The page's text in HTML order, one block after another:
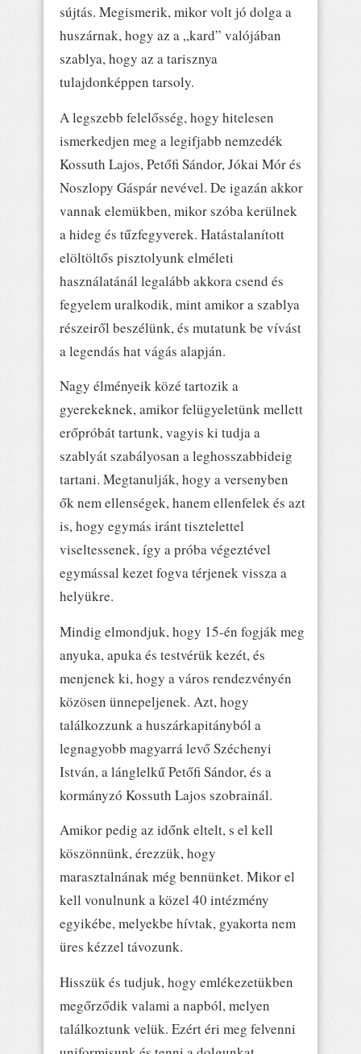
sújtás. Megismerik, mikor volt jó dolga a
huszárnak, hogy az a „kard” valójában
szablya, hogy az a tarisznya
tulajdonképpen tarsoly.
A legszebb felelősség, hogy hitelesen
ismerkedjen meg a legifjabb nemzedék
Kossuth Lajos, Petőfi Sándor, Jókai Mór és
Noszlopy Gáspár nevével. De igazán akkor
vannak elemükben, mikor szóba kerülnek
a hideg és tűzfegyverek. Hatástalanított
elöltöltős pisztolyunk elméleti
használatánál legalább akkora csend és
fegyelem uralkodik, mint amikor a szablya
részeiről beszélünk, és mutatunk be vívást
a legendás hat vágás alapján.
Nagy élményeik közé tartozik a
gyerekeknek, amikor felügyeletünk mellett
erőpróbát tartunk, vagyis ki tudja a
szablyát szabályosan a leghosszabbideig
tartani. Megtanulják, hogy a versenyben
ők nem ellenségek, hanem ellenfelek és azt
is, hogy egymás iránt tisztelettel
viseltessenek, így a próba végeztével
egymással kezet fogva térjenek vissza a
helyükre.
Mindig elmondjuk, hogy 15-én fogják meg
anyuka, apuka és testvérük kezét, és
menjenek ki, hogy a város rendezvényén
közösen ünnepeljenek. Azt, hogy
találkozzunk a huszárkapitányból a
legnagyobb magyarrá levő Széchenyi
István, a lánglelkű Petőfi Sándor, és a
kormányzó Kossuth Lajos szobrainál.
Amikor pedig az időnk eltelt, s el kell
köszönnünk, érezzük, hogy
marasztalnának még bennünket. Mikor el
kell vonulnunk a közel 40 intézmény
egyikébe, melyekbe hívtak, gyakorta nem
üres kézzel távozunk.
Hisszük és tudjuk, hogy emlékezetükben
megőrződik valami a napból, melyen
találkoztunk velük. Ezért éri meg felvenni